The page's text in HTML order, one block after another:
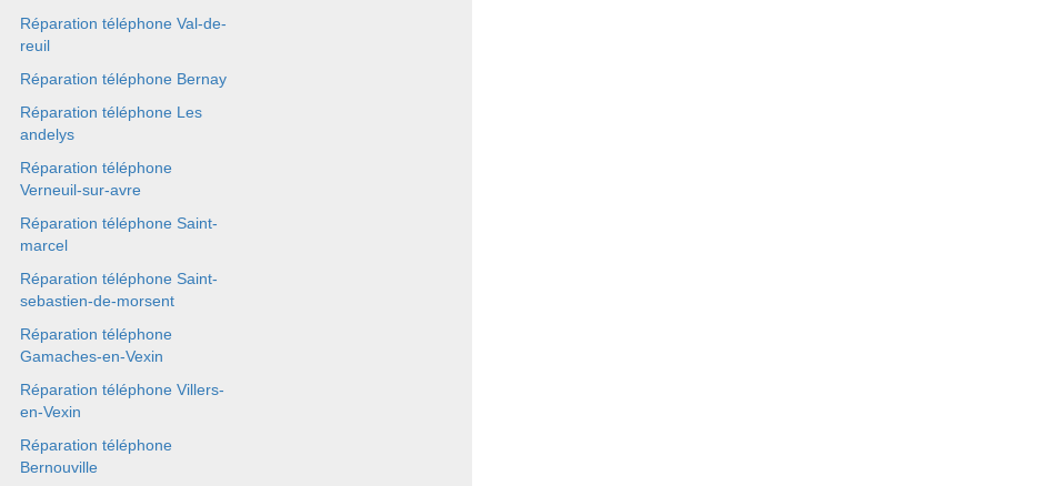
Réparation téléphone Val-de-
reuil
Réparation téléphone Bernay
Réparation téléphone Les
andelys
Réparation téléphone
Verneuil-sur-avre
Réparation téléphone Saint-
marcel
Réparation téléphone Saint-
sebastien-de-morsent
Réparation téléphone
Gamaches-en-Vexin
Réparation téléphone Villers-
en-Vexin
Réparation téléphone
Bernouville